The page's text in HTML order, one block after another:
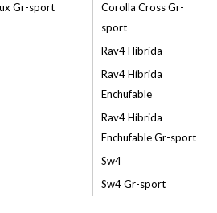
Gr-sport
Corolla Cross Gr-
sport
Rav4 Híbrida
Rav4 Híbrida
Enchufable
Rav4 Híbrida
Enchufable Gr-sport
Sw4
Sw4 Gr-sport